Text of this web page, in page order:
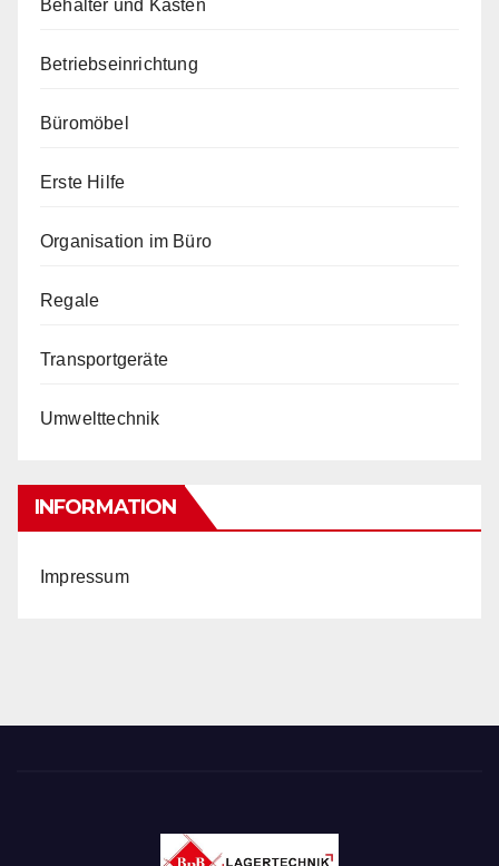
Behälter und Kästen
Betriebseinrichtung
Büromöbel
Erste Hilfe
Organisation im Büro
Regale
Transportgeräte
Umwelttechnik
INFORMATION
Impressum